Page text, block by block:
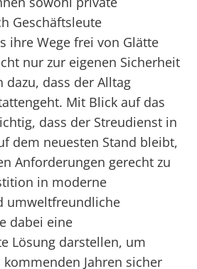
Geschäftsleute
ihre Wege frei von Glätte
nur zur eigenen Sicherheit
dazu, dass der Alltag
Mit Blick auf das
dass der Streudienst in
dem neuesten Stand bleibt,
Anforderungen gerecht zu
in moderne
umweltfreundliche
dabei eine
Lösung darstellen, um
Jahren sicher